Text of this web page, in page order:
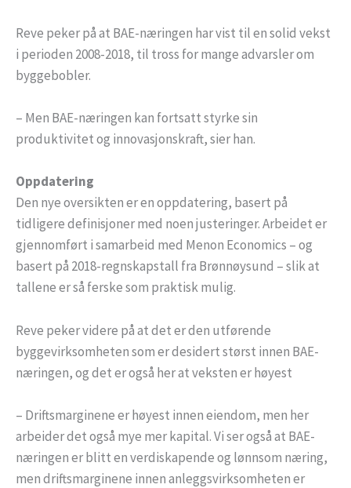
Reve peker på at BAE-næringen har vist til en solid vekst
i perioden 2008-2018, til tross for mange advarsler om
byggebobler.
– Men BAE-næringen kan fortsatt styrke sin
produktivitet og innovasjonskraft, sier han.
Oppdatering
Den nye oversikten er en oppdatering, basert på
tidligere definisjoner med noen justeringer. Arbeidet er
gjennomført i samarbeid med Menon Economics – og
basert på 2018-regnskapstall fra Brønnøysund – slik at
tallene er så ferske som praktisk mulig.
Reve peker videre på at det er den utførende
byggevirksomheten som er desidert størst innen BAE-
næringen, og det er også her at veksten er høyest
– Driftsmarginene er høyest innen eiendom, men her
arbeider det også mye mer kapital. Vi ser også at BAE-
næringen er blitt en verdiskapende og lønnsom næring,
men driftsmarginene innen anleggsvirksomheten er